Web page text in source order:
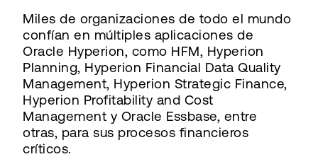
Miles de organizaciones de todo el mundo
confían en múltiples aplicaciones de
Oracle Hyperion, como HFM, Hyperion
Planning, Hyperion Financial Data Quality
Management, Hyperion Strategic Finance,
Hyperion Profitability and Cost
Management y Oracle Essbase, entre
otras, para sus procesos financieros
críticos.